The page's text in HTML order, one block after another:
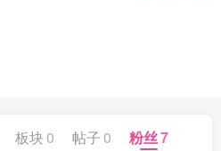
板块 0 帖子 0 粉丝7